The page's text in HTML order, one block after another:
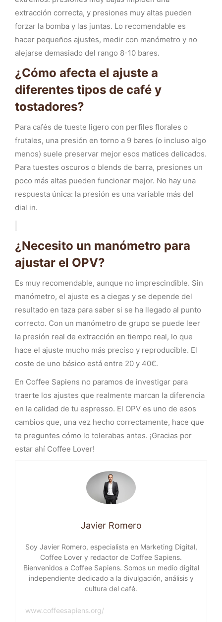
extracción correcta, y presiones muy altas pueden
forzar la bomba y las juntas. Lo recomendable es
hacer pequeños ajustes, medir con manómetro y no
alejarse demasiado del rango 8-10 bares.
¿Cómo afecta el ajuste a
diferentes tipos de café y
tostadores?
Para cafés de tueste ligero con perfiles florales o
frutales, una presión en torno a 9 bares (o incluso algo
menos) suele preservar mejor esos matices delicados.
Para tuestes oscuros o blends de barra, presiones un
poco más altas pueden funcionar mejor. No hay una
respuesta única: la presión es una variable más del
dial in.
¿Necesito un manómetro para
ajustar el OPV?
Es muy recomendable, aunque no imprescindible. Sin
manómetro, el ajuste es a ciegas y se depende del
resultado en taza para saber si se ha llegado al punto
correcto. Con un manómetro de grupo se puede leer
la presión real de extracción en tiempo real, lo que
hace el ajuste mucho más preciso y reproducible. El
coste de uno básico está entre 20 y 40€.
En Coffee Sapiens no paramos de investigar para
traerte los ajustes que realmente marcan la diferencia
en la calidad de tu espresso. El OPV es uno de esos
cambios que, una vez hecho correctamente, hace que
te preguntes cómo lo tolerabas antes. ¡Gracias por
estar ahí Coffee Lover!
Javier Romero
Soy Javier Romero, especialista en Marketing Digital,
Coffee Lover y redactor de Coffee Sapiens.
Bienvenidos a Coffee Sapiens. Somos un medio digital
independiente dedicado a la divulgación, análisis y
cultura del café.
www.coffeesapiens.org/